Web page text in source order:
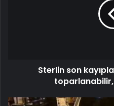
Sterlin son
toparlanabilir,